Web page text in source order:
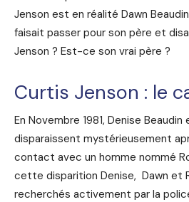
Jenson est en réalité Dawn
faisait passer pour son père et
Jenson ? Est-ce son vrai père ?
Curtis Jenson : le
En Novembre 1981, Denise
disparaissent mystérieusement
contact avec un homme nommé
cette disparition Denise, Dawn et
recherchés activement par la